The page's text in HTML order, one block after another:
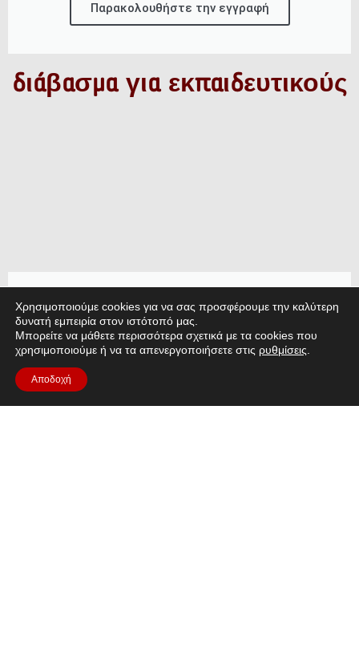
Παρακολουθήστε την εγγραφή
διάβασμα για εκπαιδευτικούς
Άρθρο Artemis II
Η αποστολή Artemis II της NASA, με κινητήρια
(ESM) της ESA, εκτόξευσε ανθρώπους πιο
Χρησιμοποιούμε cookies για να σας προσφέρουμε την καλύτερη
δυνατή εμπειρία στον ιστότοπό μας.
Μπορείτε να μάθετε περισσότερα σχετικά με τα cookies που
χρησιμοποιούμε ή να τα απενεργοποιήσετε στις ρυθμίσεις
Αποδοχή